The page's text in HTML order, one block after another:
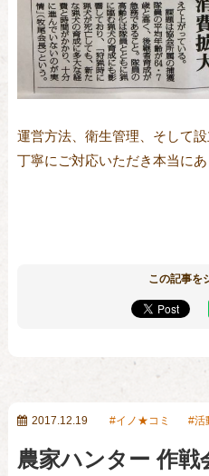
運営方法、衛生管理、そして設
丁寧にご対応いただき本当にあ
この記事を
2017.12.19 イノ★コミ 活
農家ハンター 作戦